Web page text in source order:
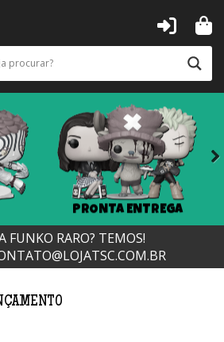
PRONTA ENTREGA
FUNKO RARO? TEMOS!